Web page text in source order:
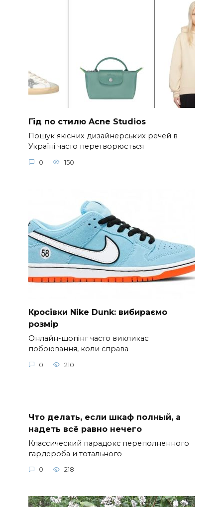
Гід по стилю Acne Studios
Пошук якісних дизайнерських речей в
Україні часто перетворюється
0 150
Кросівки Nike Dunk: вибираємо
розмір
Онлайн-шопінг часто викликає
побоювання, коли справа
0 210
Что делать, если шкаф полный, а
надеть всё равно нечего
Классический парадокс переполненного
гардероба и тотального
0 218